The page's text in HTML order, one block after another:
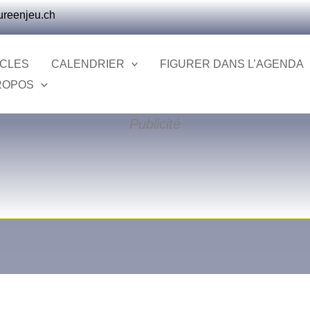
CALENDRIER
FIGURER DANS L’AGENDA
Publicité